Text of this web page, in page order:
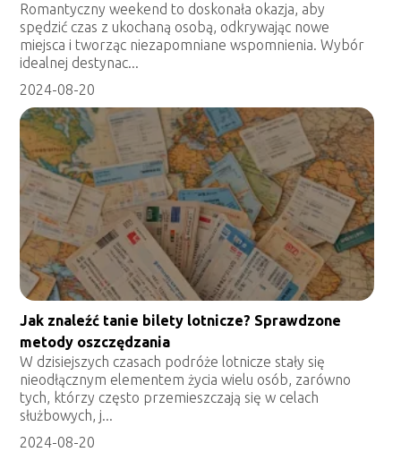
Romantyczny weekend to doskonała okazja, aby
spędzić czas z ukochaną osobą, odkrywając nowe
miejsca i tworząc niezapomniane wspomnienia. Wybór
idealnej destynac...
2024-08-20
Jak znaleźć tanie bilety lotnicze? Sprawdzone
metody oszczędzania
W dzisiejszych czasach podróże lotnicze stały się
nieodłącznym elementem życia wielu osób, zarówno
tych, którzy często przemieszczają się w celach
służbowych, j...
2024-08-20